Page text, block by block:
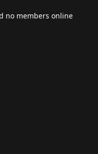
no members online